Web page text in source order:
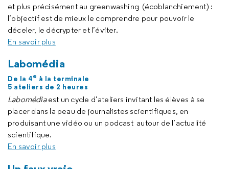
et plus précisément au greenwashing (écoblanchiement) :
l’objectif est de mieux le comprendre pour pouvoir le
déceler, le décrypter et l’éviter.
En savoir plus
Labomédia
De la 4e à la terminale
5 ateliers de 2 heures
Labomédiaest un cycle d’ateliers invitant les élèves à se
placer dans la peau de journalistes scientifiques, en
produisant une vidéo ou un podcast autour de l’actualité
scientifique.
En savoir plus